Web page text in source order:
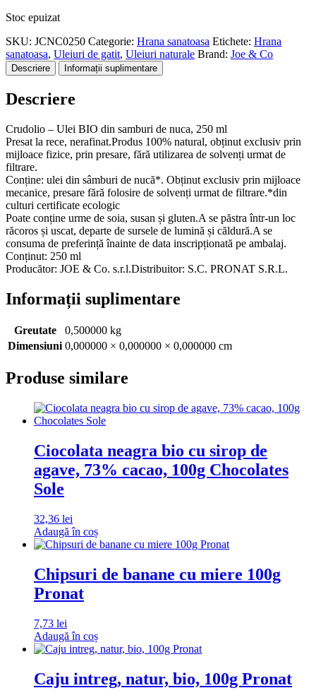
Stoc epuizat
SKU: JCNC0250 Categorie: Hrana sanatoasa Etichete: Hrana
sanatoasa, Uleiuri de gatit, Uleiuri naturale Brand: Joe & Co
Descriere Informații suplimentare
Descriere
Crudolio – Ulei BIO din samburi de nuca, 250 ml
Presat la rece, nerafinat.Produs 100% natural, obținut exclusiv prin
mijloace fizice, prin presare, fără utilizarea de solvenți urmat de
filtrare.
Conține: ulei din sâmburi de nucă*. Obținut exclusiv prin mijloace
mecanice, presare fără folosire de solvenți urmat de filtrare.*din
culturi certificate ecologic
Poate conține urme de soia, susan și gluten.A se păstra într-un loc
răcoros și uscat, departe de sursele de lumină și căldură.A se
consuma de preferință înainte de data inscripționată pe ambalaj.
Conținut: 250 ml
Producător: JOE & Co. s.r.l.Distribuitor: S.C. PRONAT S.R.L.
Informații suplimentare
Greutate
0,500000 kg
Dimensiuni 0,000000 × 0,000000 × 0,000000 cm
Produse similare
Ciocolata neagra bio cu sirop de
agave, 73% cacao, 100g Chocolates
Sole
32,36 lei
Adaugă în coș
Chipsuri de banane cu miere 100g
Pronat
7,73 lei
Adaugă în coș
Caju intreg, natur, bio, 100g Pronat